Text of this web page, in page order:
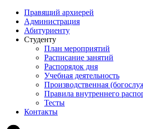
Правящий архиерей
Администрация
Абитуриенту
Студенту
План мероприятий
Расписание занятий
Распорядок дня
Учебная деятельность
Производственная
Правила внутреннего
Тесты
Контакты